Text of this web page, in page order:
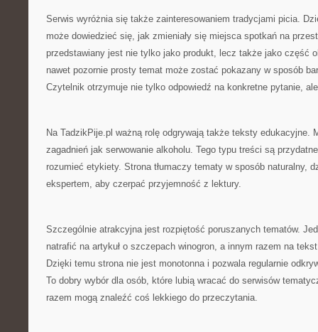
Serwis wyróżnia się także zainteresowaniem tradycjami picia.
może dowiedzieć się, jak zmieniały się miejsca spotkań na
przedstawiany jest nie tylko jako produkt, lecz także jako część
nawet pozornie prosty temat może zostać pokazany w sposób
Czytelnik otrzymuje nie tylko odpowiedź na konkretne pytanie,
Na TadzikPije.pl ważną rolę odgrywają także teksty edukacyjne.
zagadnień jak serwowanie alkoholu. Tego typu treści są
rozumieć etykiety. Strona tłumaczy tematy w sposób naturalny,
ekspertem, aby czerpać przyjemność z lektury.
Szczególnie atrakcyjna jest rozpiętość poruszanych tematów.
natrafić na artykuł o szczepach winogron, a innym razem na
Dzięki temu strona nie jest monotonna i pozwala regularnie
To dobry wybór dla osób, które lubią wracać do serwisów
razem mogą znaleźć coś lekkiego do przeczytania.